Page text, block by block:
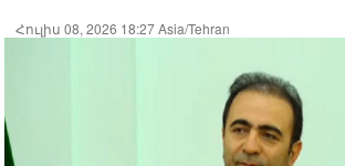
Հուլիս 08, 2026 18:27 Asia/Tehran